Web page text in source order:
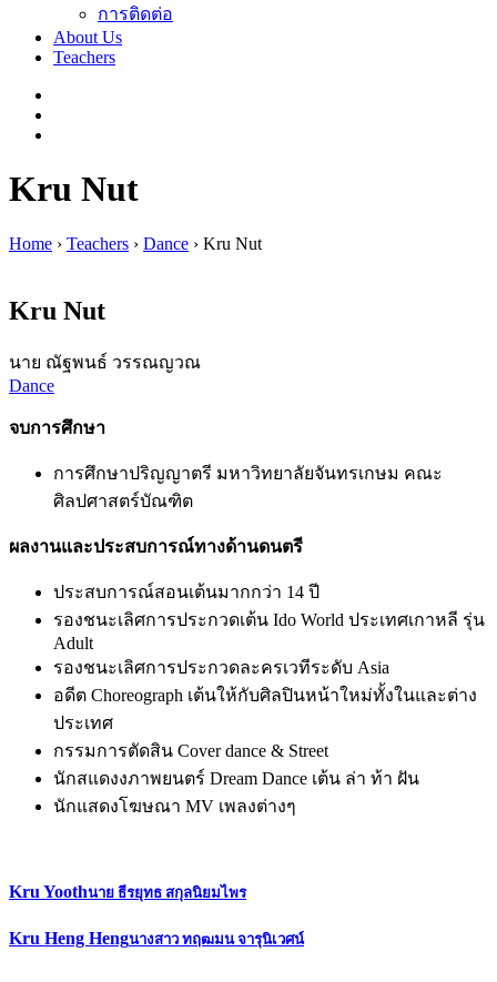
การติดต่อ
About Us
Teachers
Kru Nut
Home › Teachers › Dance › Kru Nut
Kru Nut
นาย ณัฐพนธ์ วรรณญวณ
Dance
จบการศึกษา
การศึกษาปริญญาตรี มหาวิทยาลัยจันทรเกษม คณะ
ศิลปศาสตร์บัณฑิต
ผลงานและประสบการณ์ทางด้านดนตรี
ประสบการณ์สอนเต้นมากกว่า 14 ปี
รองชนะเลิศการประกวดเต้น Ido World ประเทศเกาหลี รุ่น
Adult
รองชนะเลิศการประกวดละครเวทีระดับ Asia
อดีต Choreograph เต้นให้กับศิลปินหน้าใหม่ทั้งในและต่าง
ประเทศ
กรรมการตัดสิน Cover dance & Street
นักสแดงงภาพยนตร์ Dream Dance เต้น ล่า ท้า ฝัน
นักแสดงโฆษณา MV เพลงต่างๆ
Kru Yoothนาย ธีรยุทธ สกุลนิยมไพร
Kru Heng Hengนางสาว ทฤฒมน จารุนิเวศน์